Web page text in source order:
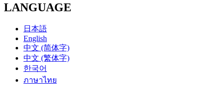
LANGUAGE
日本語
English
中文 (简体字)
中文 (繁体字)
한국어
ภาษาไทย